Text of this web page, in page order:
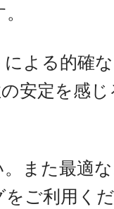
よる的確
安定を感
また最適
ご利用く